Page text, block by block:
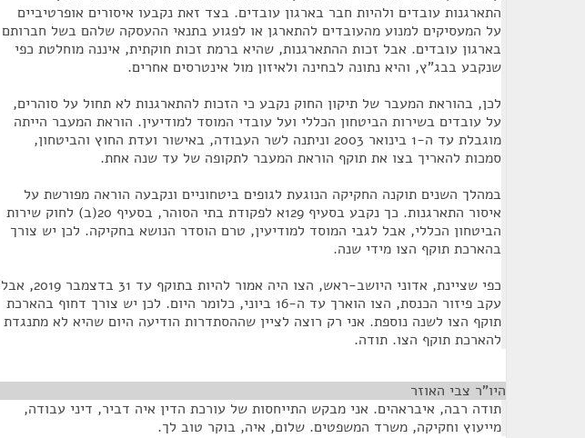
התארגנות עובדים ולהיות חבר בארגון עובדים. בצד זאת נקבעו איסורים אופרטיביים
על המעסיקים למנוע מהעובדים להתארגן או לפגוע בתנאי ההעסקה שלהם בשל חברותם
בארגון עובדים. אבל זכות ההתארגנות, שהיא ברמת זכות חוקתית, איננה מוחלטת כפי
שנקבע בבג"ץ, והיא נתונה לבחינה ולאיזון מול אינטרסים אחרים.
לכן, בהוראת המעבר של תיקון החוק נקבע כי הזכות להתארגנות לא תחול על סוהרים,
על עובדים בשירות הביטחון הכללי ועל עובדי המוסד למודיעין. הוראת המעבר הייתה
מוגבלת עד ה-1 בינואר 2003 וניתנה לשר העבודה, באישור ועדת החוץ והביטחון,
סמכות להאריך בצו את תוקף הוראת המעבר לתקופה של עד שנה אחת.
במהלך השנים תוקנה החקיקה הנוגעת לגופים ביטחוניים ונקבעה הוראה מפורשת על
איסור התארגנות. כך נקבע בסעיף 129א לפקודת בתי הסוהר, בסעיף 20(ב) לחוק שירות
הביטחון הכללי, אבל לגבי המוסד למודיעין, טרם הוסדר הנושא בחקיקה. לכן יש צורך
בהארכת תוקף הצו מידי שנה.
כפי שציינת, אדוני היושב-ראש, הצו היה אמור להיות בתוקף עד 31 בדצמבר 2019, אבל
עקב פיזור הכנסת, הצו הוארך עד ה-16 ביוני, כלומר היום. לכן יש צורך דחוף בהארכת
תוקף הצו לשנה נוספת. אני רק רוצה לציין שההסתדרות הודיעה היום שהיא לא מתנגדת
להארכת תוקף הצו. תודה.
היו"ר צבי האוזר
תודה רבה, איבראהים. אני מבקש התייחסות של עורכת הדין איה דביר, דיני עבודה,
מייעוץ וחקיקה, משרד המשפטים. שלום, איה, בוקר טוב לך.